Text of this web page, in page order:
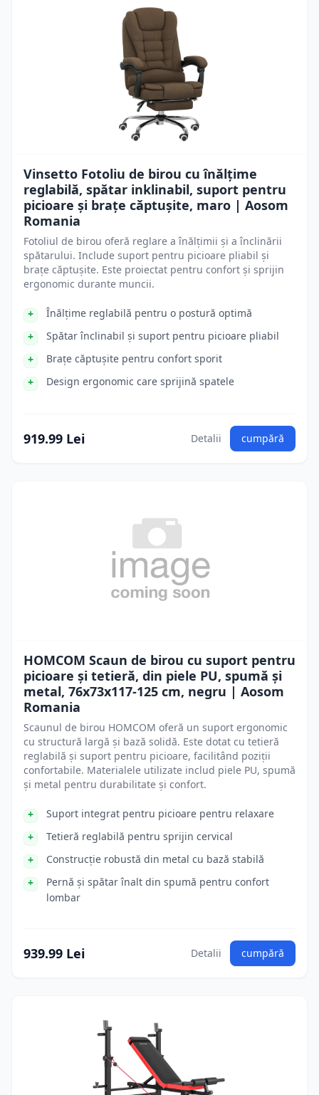
Vinsetto Fotoliu de birou cu înălțime
reglabilă, spătar inklinabil, suport pentru
picioare și brațe căptușite, maro | Aosom
Romania
Fotoliul de birou oferă reglare a înălțimii și a înclinării
spătarului. Include suport pentru picioare pliabil și
brațe căptușite. Este proiectat pentru confort și sprijin
ergonomic durante muncii.
Înălțime reglabilă pentru o postură optimă
Spătar înclinabil și suport pentru picioare pliabil
Brațe căptușite pentru confort sporit
Design ergonomic care sprijină spatele
919.99 Lei Detalii cumpără
HOMCOM Scaun de birou cu suport pentru
picioare și tetieră, din piele PU, spumă și
metal, 76x73x117-125 cm, negru | Aosom
Romania
Scaunul de birou HOMCOM oferă un suport ergonomic
cu structură largă și bază solidă. Este dotat cu tetieră
reglabilă și suport pentru picioare, facilitând poziții
confortabile. Materialele utilizate includ piele PU, spumă
și metal pentru durabilitate și confort.
Suport integrat pentru picioare pentru relaxare
Tetieră reglabilă pentru sprijin cervical
Construcție robustă din metal cu bază stabilă
Pernă și spătar înalt din spumă pentru confort
lombar
939.99 Lei Detalii cumpără